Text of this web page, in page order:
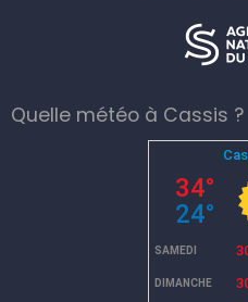
Quelle météo à Cassis ?